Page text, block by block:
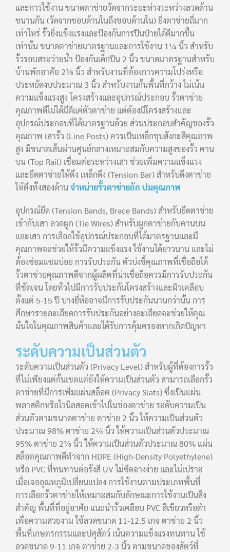
และการใช้งาน ขนาดตาข่ายวัดจากระยะห่างระหว่างลวดด้าน
ขนานกัน (วัดจากขอบด้านในถึงขอบด้านใน) ยิ่งตาข่ายถี่มาก
เท่าไหร่ รั้วยิ่งแข็งแรงและป้องกันการปีนป่ายได้ดีมากขึ้น
เท่านั้น ขนาดตาข่ายมาตรฐานและการใช้งาน 1¼ นิ้ว สำหรับ
รั้วรอบสระว่ายน้ำ ป้องกันเด็กปีน 2 นิ้ว ขนาดมาตรฐานสำหรับ
บ้านพักอาศัย 2⅜ นิ้ว สำหรับงานที่ต้องการความโปร่งหรือ
ประหยัดงบประมาณ 3 นิ้ว สำหรับงานกั้นพื้นที่กว้าง ไม่เน้น
ความแข็งแรงสูง โครงสร้างและอุปกรณ์ประกอบ รั้วตาข่าย
คุณภาพดีไม่ได้มีดีแค่ตัวตาข่าย แต่ต้องมีโครงสร้างและ
อุปกรณ์ประกอบที่ได้มาตรฐานด้วย ส่วนประกอบสำคัญของรั้ว
คุณภาพ เสารั้ว (Line Posts) ควรเป็นเหล็กชุบสังกะสีคุณภาพ
สูง มีขนาดเส้นผ่านศูนย์กลางเหมาะสมกับความสูงของรั้ว คาน
บน (Top Rail) เชื่อมต่อระหว่างเสา ช่วยเพิ่มความแข็งแรง
และยึดตาข่ายให้ตึง เหล็กดึง (Tension Bar) สำหรับดึงตาข่าย
ให้ตึงทั้งสองด้านจำหน่ายรั้วตาข่ายถัก ปมคุณภาพ
อุปกรณ์ยึด (Tension Bands, Brace Bands) สำหรับยึดตาข่าย
เข้ากับเสา ลวดผูก (Tie Wires) สำหรับผูกตาข่ายกับคานบน
และเสา การเลือกใช้อุปกรณ์ประกอบที่ได้มาตรฐานและมี
คุณภาพจะช่วยให้รั้วมีความแข็งแรง ใช้งานได้ยาวนาน และไม่
ต้องซ่อมแซมบ่อย การรับประกัน ตัวบ่งชี้คุณภาพที่เชื่อถือได้
รั้วตาข่ายคุณภาพดีจากผู้ผลิตที่น่าเชื่อถือควรมีการรับประกัน
ที่ชัดเจน โดยทั่วไปมีการรับประกันโครงสร้างและผิวเคลือบ
ตั้งแต่ 5-15 ปี บางยี่ห้ออาจมีการรับประกันนานกว่านั้น การ
ศึกษารายละเอียดการรับประกันอย่างละเอียดจะช่วยให้คุณ
มั่นใจในคุณภาพสินค้าและได้รับการคุ้มครองหากเกิดปัญหา
ระดับความเป็นส่วนตัว
ระดับความเป็นส่วนตัว (Privacy Level) สำหรับผู้ที่ต้องการรั้ว
ที่ไม่เพียงแต่กั้นเขตแต่ยังให้ความเป็นส่วนตัว สามารถเลือกรั้ว
ตาข่ายที่มีการเพิ่มแผ่นสล็อต (Privacy Slats) ซึ่งเป็นแผ่น
พลาสติกหรือไวนิลสอดเข้าไปในช่องตาข่าย ระดับความเป็น
ส่วนตัวตามขนาดตาข่าย ตาข่าย 2 นิ้ว ให้ความเป็นส่วนตัว
ประมาณ 98% ตาข่าย 2¼ นิ้ว ให้ความเป็นส่วนตัวประมาณ
95% ตาข่าย 2⅜ นิ้ว ให้ความเป็นส่วนตัวประมาณ 80% แผ่น
สล็อตคุณภาพดีทำจาก HDPE (High-Density Polyethylene)
หรือ PVC ที่ทนทานต่อรังสี UV ไม่ซีดจางง่าย และไม่เปราะ
เมื่อเจออุณหภูมิเปลี่ยนแปลง การใช้งานตามประเภทพื้นที่
การเลือกรั้วตาข่ายให้เหมาะสมกับลักษณะการใช้งานเป็นสิ่ง
สำคัญ พื้นที่ที่อยู่อาศัย แนะนำรั้วเคลือบ PVC สีเขียวหรือดำ
เพื่อความสวยงาม ใช้ลวดขนาด 11-12.5 เกจ ตาข่าย 2 นิ้ว
พื้นที่เกษตรกรรมและปศุสัตว์ เน้นความแข็งแรงทนทาน ใช้
ลวดขนาด 9-11 เกจ ตาข่าย 2-3 นิ้ว ตามขนาดของสัตว์ที่